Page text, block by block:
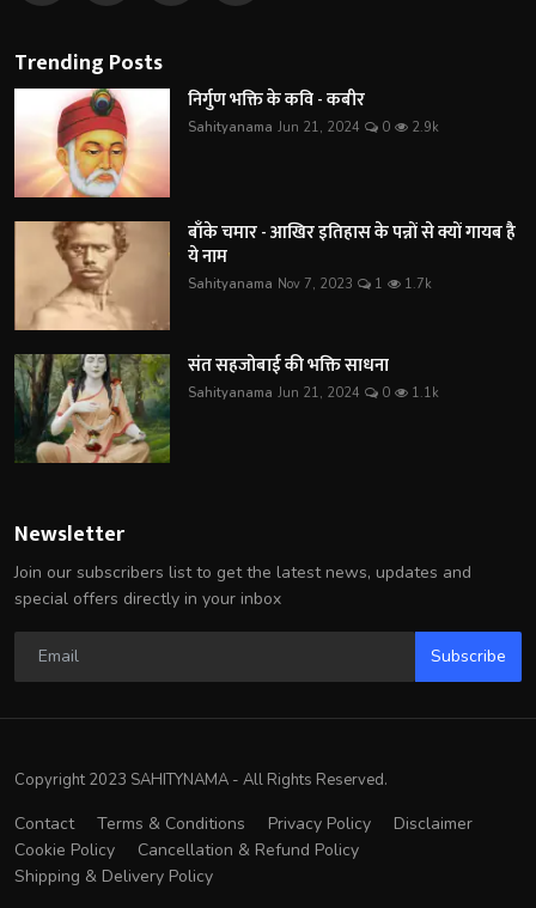
Trending Posts
निर्गुण भक्ति के कवि - कबीर
Sahityanama Jun 21, 2024 0 2.9k
बाँके चमार - आखिर इतिहास के पन्नों से क्यों गायब है
ये नाम
Sahityanama Nov 7, 2023 1 1.7k
संत सहजोबाई की भक्ति साधना
Sahityanama Jun 21, 2024 0 1.1k
Newsletter
Join our subscribers list to get the latest news, updates and
special offers directly in your inbox
Subscribe
Copyright 2023 SAHITYNAMA - All Rights Reserved.
Contact Terms & Conditions Privacy Policy
Disclaimer
Cookie Policy
Cancellation & Refund Policy
Shipping & Delivery Policy